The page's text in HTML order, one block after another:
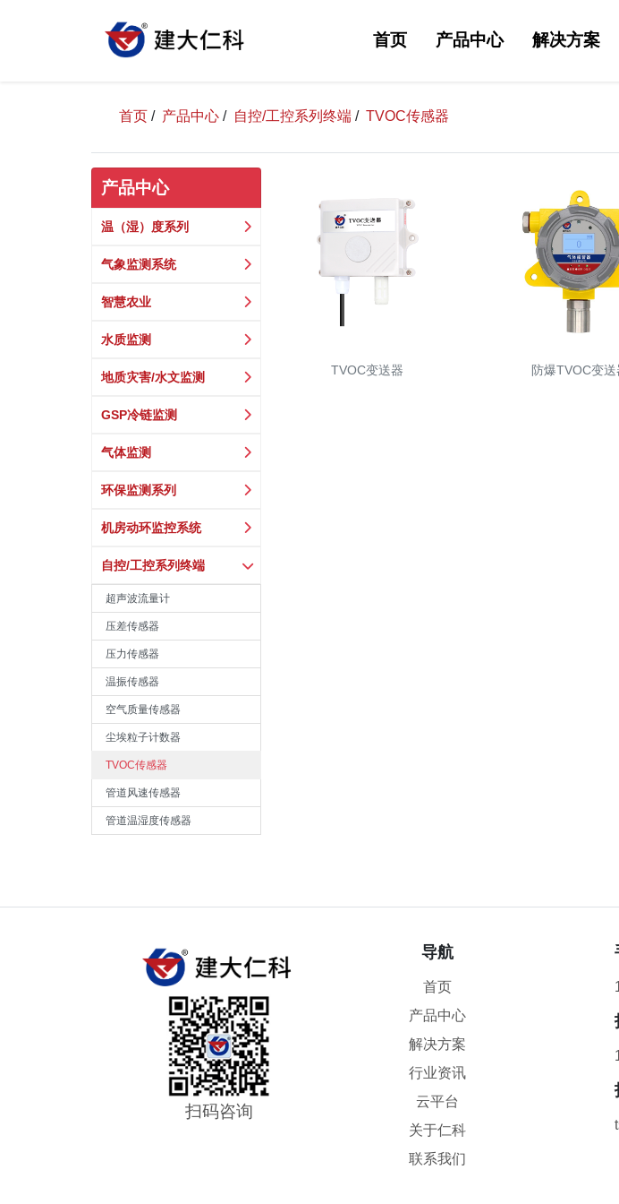
首页 产品中心 解决方案
首页 / 产品中心 / 自控/工控系列终端 / TVOC传感器
产品中心
温（湿）度系列
气象监测系统
智慧农业
水质监测
地质灾害/水文监测
GSP冷链监测
气体监测
环保监测系列
机房动环监控系统
自控/工控系列终端
超声波流量计
压差传感器
压力传感器
温振传感器
空气质量传感器
尘埃粒子计数器
TVOC传感器
管道风速传感器
管道温湿度传感器
TVOC变送器 防爆TVOC变送
扫码咨询
导航
首页
产品中心
解决方案
行业资讯
云平台
关于仁科
联系我们